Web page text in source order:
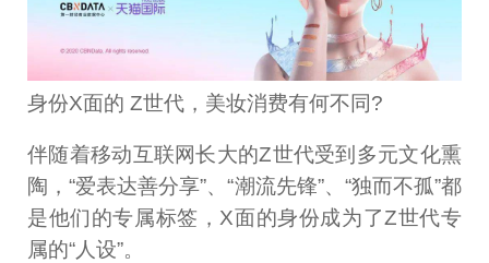
身份X面的 Z世代，美妆消费有何不同?
伴随着移动互联网长大的Z世代受到多元文化熏
陶，“爱表达善分享”、“潮流先锋”、“独而不孤”都
是他们的专属标签，X面的身份成为了Z世代专
属的“人设”。